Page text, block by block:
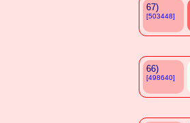
67)
[503448]
66)
[498640]